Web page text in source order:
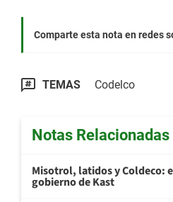
Comparte esta nota en redes
TEMAS Codelco
Notas Relacionadas
Misotrol, latidos y Coldeco:
gobierno de Kast